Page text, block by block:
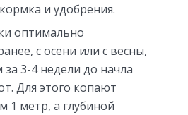
и удобрения.
оптимально
с осени или с весны,
3-4 недели до начла
Для этого копают
1 метр, а глубиной